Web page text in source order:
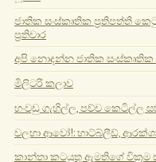
ජාතික සංස්කෘතික ප්‍රතිපත්ති
ප්‍රතිචාර
අපි නොදන්න ජාතික සංස්කෘතික
මිලිටරි කලාව
හංවඩු ගැහිල්ල, පච්ච කෙටිල්ල
වලහා ආවෝ!: හාට්බ්ලීඩ්,
කාන්තා කටයුතු ඇමතිගේ වික්‍රම